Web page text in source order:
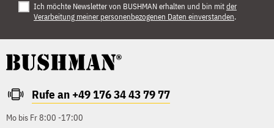
Ich möchte Newsletter von BUSHMAN erhalten und bin mitder
Verarbeitung meiner personenbezogenen Daten einverstanden.
Rufe an +49 176 34 43 79 77
Mo bis Fr 8:00 -17:00